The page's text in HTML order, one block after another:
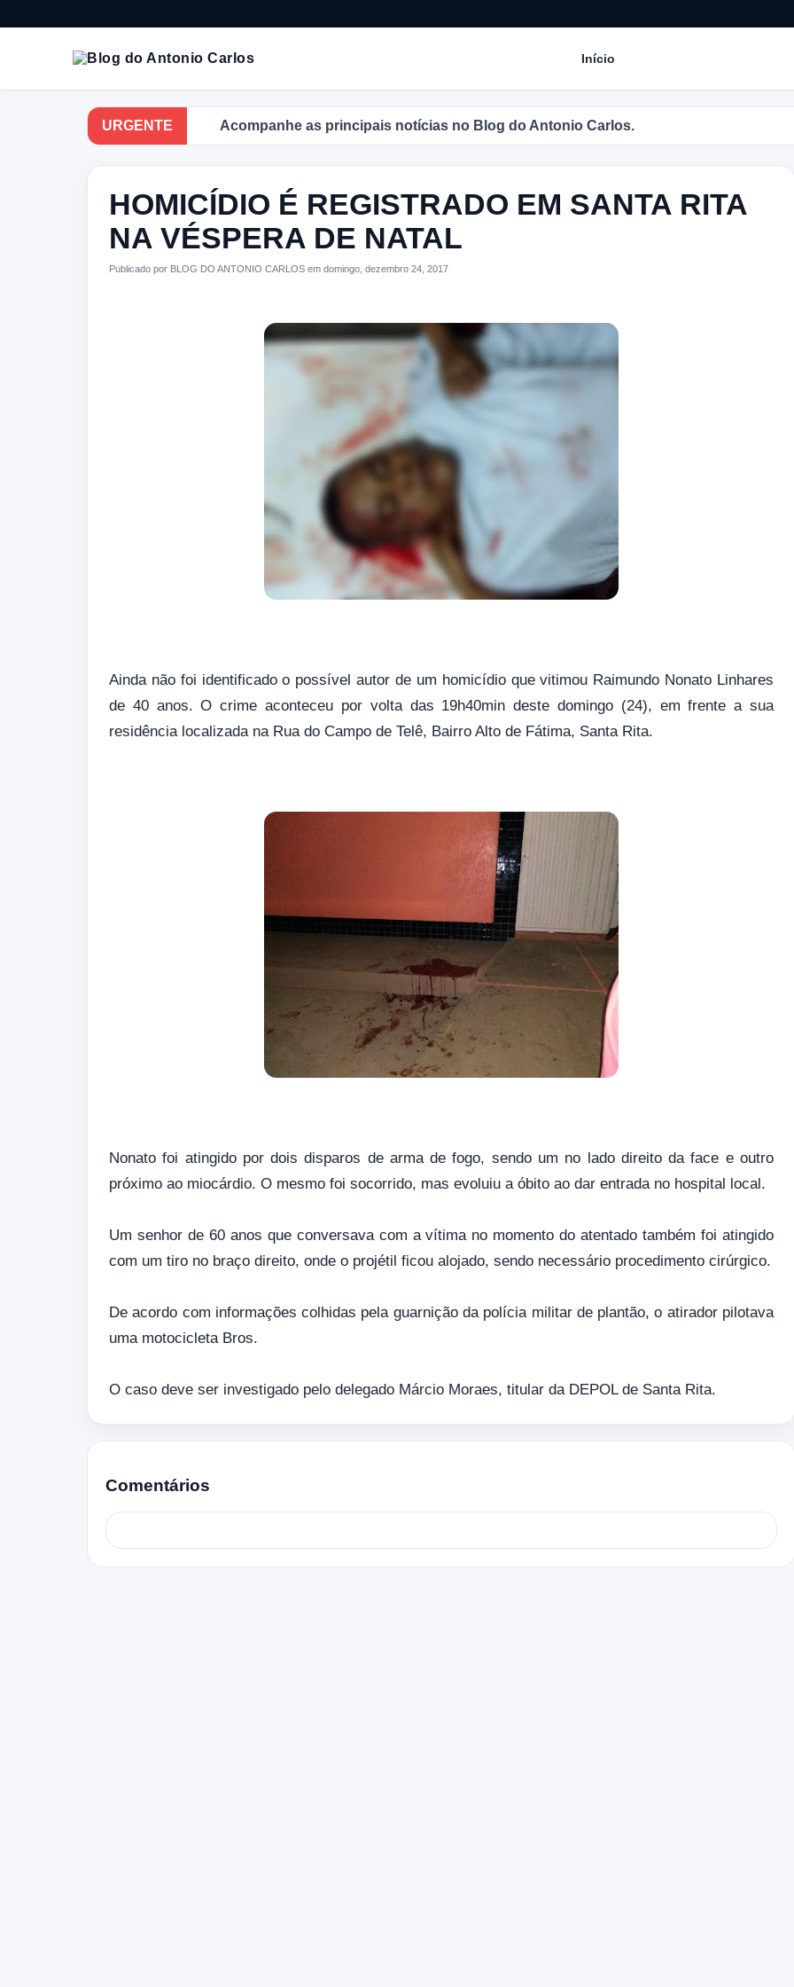
Início
URGENTE Acompanhe as principais notícias no Blog do Antonio Carlos.
HOMICÍDIO É REGISTRADO EM SANTA RITA
NA VÉSPERA DE NATAL
Publicado por BLOG DO ANTONIO CARLOS em domingo, dezembro 24, 2017
Ainda não foi identificado o possível autor de um homicídio que vitimou Raimundo Nonato Linhares
de 40 anos. O crime aconteceu por volta das 19h40min deste domingo (24), em frente a sua
residência localizada na Rua do Campo de Telê, Bairro Alto de Fátima, Santa Rita.
Nonato foi atingido por dois disparos de arma de fogo, sendo um no lado direito da face e outro
próximo ao miocárdio. O mesmo foi socorrido, mas evoluiu a óbito ao dar entrada no hospital local.
Um senhor de 60 anos que conversava com a vítima no momento do atentado também foi atingido
com um tiro no braço direito, onde o projétil ficou alojado, sendo necessário procedimento cirúrgico.
De acordo com informações colhidas pela guarnição da polícia militar de plantão, o atirador pilotava
uma motocicleta Bros.
O caso deve ser investigado pelo delegado Márcio Moraes, titular da DEPOL de Santa Rita.
Comentários